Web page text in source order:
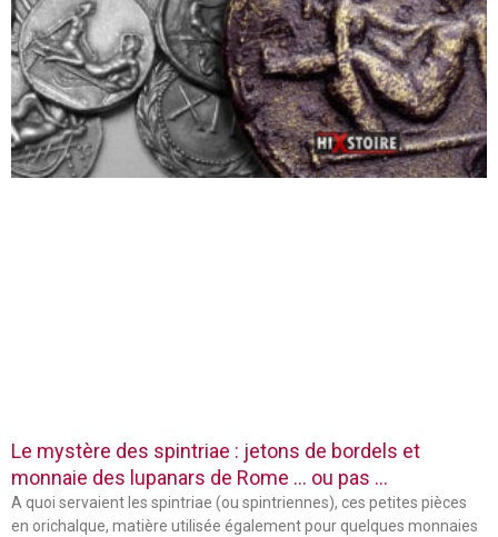
Le mystère des spintriae : jetons de bordels et
monnaie des lupanars de Rome … ou pas …
A quoi servaient les spintriae (ou spintriennes), ces petites pièces
en orichalque, matière utilisée également pour quelques monnaies